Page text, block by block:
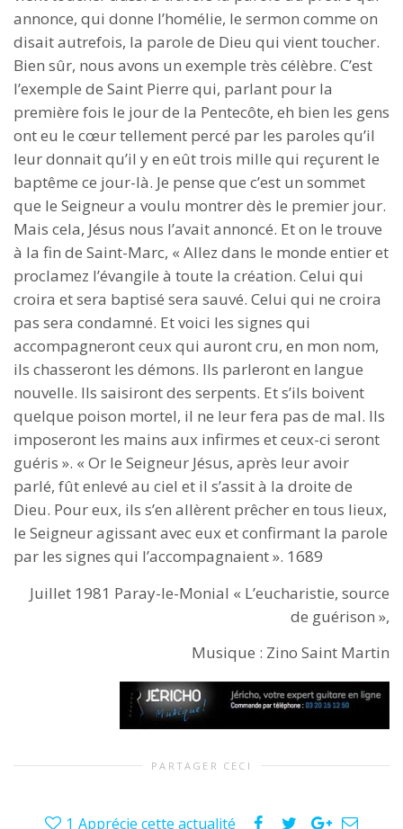
annonce, qui donne l’homélie, le sermon comme on
disait autrefois, la parole de Dieu qui vient toucher.
Bien sûr, nous avons un exemple très célèbre. C’est
l’exemple de Saint Pierre qui, parlant pour la
première fois le jour de la Pentecôte, eh bien les gens
ont eu le cœur tellement percé par les paroles qu’il
leur donnait qu’il y en eût trois mille qui reçurent le
baptême ce jour-là. Je pense que c’est un sommet
que le Seigneur a voulu montrer dès le premier jour.
Mais cela, Jésus nous l’avait annoncé. Et on le trouve
à la fin de Saint-Marc, « Allez dans le monde entier et
proclamez l’évangile à toute la création. Celui qui
croira et sera baptisé sera sauvé. Celui qui ne croira
pas sera condamné. Et voici les signes qui
accompagneront ceux qui auront cru, en mon nom,
ils chasseront les démons. Ils parleront en langue
nouvelle. Ils saisiront des serpents. Et s’ils boivent
quelque poison mortel, il ne leur fera pas de mal. Ils
imposeront les mains aux infirmes et ceux-ci seront
guéris ». « Or le Seigneur Jésus, après leur avoir
parlé, fût enlevé au ciel et il s’assit à la droite de
Dieu. Pour eux, ils s’en allèrent prêcher en tous lieux,
le Seigneur agissant avec eux et confirmant la parole
par les signes qui l’accompagnaient ». 1689
Juillet 1981 Paray-le-Monial « L’eucharistie, source
de guérison »,
Musique : Zino Saint Martin
PARTAGER CECI
1 Apprécie cette actualité